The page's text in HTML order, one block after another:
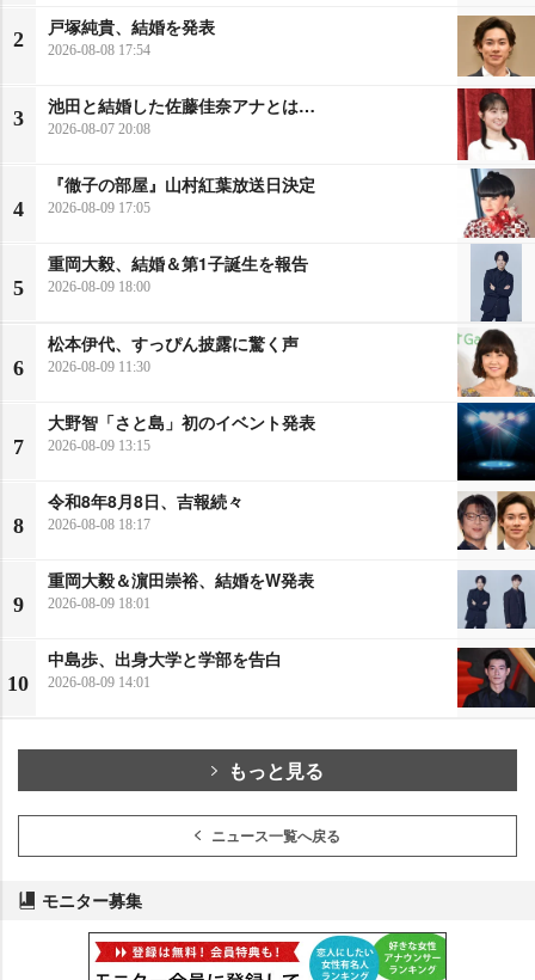
2
戸塚純貴、結婚を発表
2026-08-08 17:54
3
池田と結婚した佐藤佳奈アナとは…
2026-08-07 20:08
4
『徹子の部屋』山村紅葉放送日決定
2026-08-09 17:05
5
重岡大毅、結婚＆第1子誕生を報告
2026-08-09 18:00
6
松本伊代、すっぴん披露に驚く声
2026-08-09 11:30
7
大野智「さと島」初のイベント発表
2026-08-09 13:15
8
令和8年8月8日、吉報続々
2026-08-08 18:17
9
重岡大毅＆濵田崇裕、結婚をW発表
2026-08-09 18:01
10
中島歩、出身大学と学部を告白
2026-08-09 14:01
もっと見る
ニュース一覧へ戻る
モニター募集